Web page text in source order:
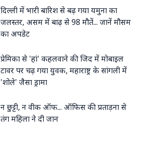
दिल्ली में भारी बारिश से बढ़ गया यमुना का
जलस्तर, असम में बाढ़ से 98 मौतें... जानें मौसम
का अपडेट
प्रेमिका से 'हां' कहलवाने की जिद में मोबाइल
टावर पर चढ़ गया युवक, महाराष्ट्र के सांगली में
'शोले' जैसा ड्रामा
न छुट्टी, न वीक ऑफ... ऑफिस की प्रताड़ना से
तंग महिला ने दी जान